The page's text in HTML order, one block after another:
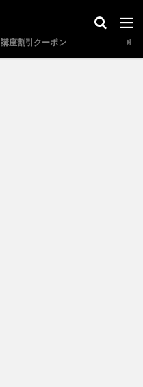
講座割引クーポン